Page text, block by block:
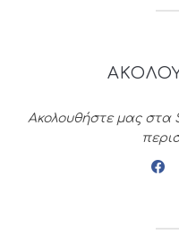
Ακολουθήστε μας στα